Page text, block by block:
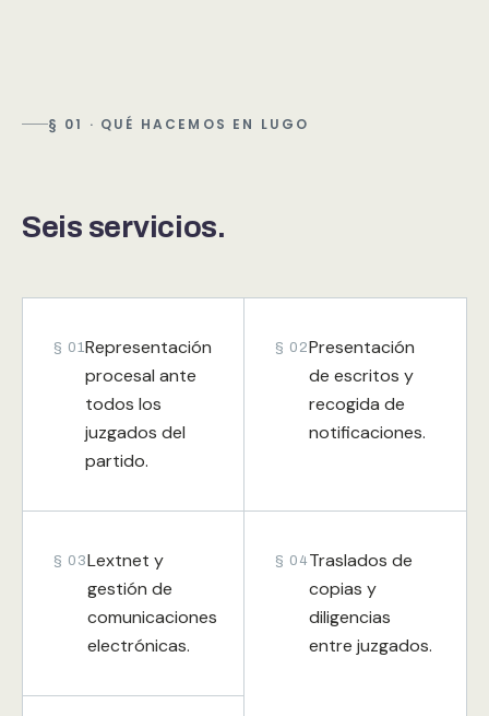
§ 01 · QUÉ HACEMOS EN LUGO
Seis servicios.
§ 01Representación
procesal ante
todos los
juzgados del
partido.
§ 02Presentación
de escritos y
recogida de
notificaciones.
§ 03Lextnet y
gestión de
comunicaciones
electrónicas.
§ 04 Traslados de
copias y
diligencias
entre juzgados.